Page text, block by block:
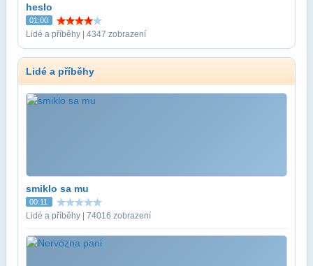
heslo
01:00
Lidé a příběhy | 4347 zobrazení
Lidé a příběhy
smiklo sa mu
00:11
Lidé a příběhy | 74016 zobrazení